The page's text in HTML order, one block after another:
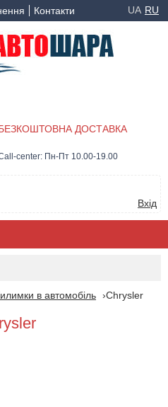
Контакти UA RU
ДОСТАВКА
center: Пн-Пт 10.00-19.00
Вхід
в автомобіль Chrysler